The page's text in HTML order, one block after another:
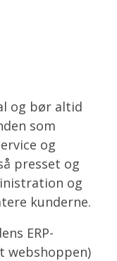
og bør altid
som
og
presset og
og
kunderne.
ERP-
webshoppen)